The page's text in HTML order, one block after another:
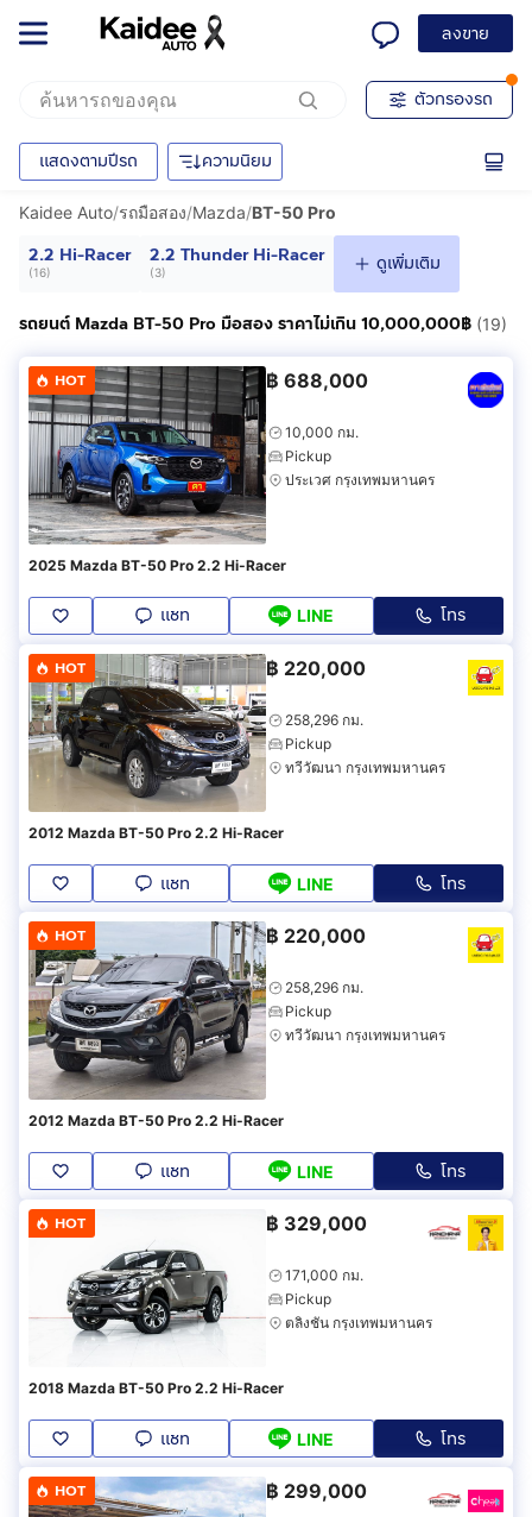
ลงขาย
ตัวกรองรถ
แสดงตามปีรถ ความนิยม
Kaidee Auto/รถมือสอง/Mazda/BT-50 Pro
2.2 Hi-Racer
(16)
2.2 Thunder Hi-Racer
(3) ดูเพิ่มเติม
รถยนต์ Mazda BT-50 Pro มือสอง ราคาไม่เกิน 10,000,000฿ (19)
HOT ฿ 688,000
10,000 กม.
Pickup
ประเวศ กรุงเทพมหานคร
2025 Mazda BT-50 Pro 2.2 Hi-Racer
แชท LINE โทร
HOT ฿ 220,000
258,296 กม.
Pickup
ทวีวัฒนา กรุงเทพมหานคร
2012 Mazda BT-50 Pro 2.2 Hi-Racer
แชท LINE โทร
HOT ฿ 220,000
258,296 กม.
Pickup
ทวีวัฒนา กรุงเทพมหานคร
2012 Mazda BT-50 Pro 2.2 Hi-Racer
แชท LINE โทร
HOT ฿ 329,000
171,000 กม.
Pickup
ตลิ่งชัน กรุงเทพมหานคร
2018 Mazda BT-50 Pro 2.2 Hi-Racer
แชท LINE โทร
HOT ฿ 299,000